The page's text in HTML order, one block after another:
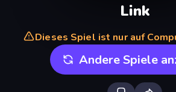
Link
Dieses Spiel ist nur auf
Andere Spiele